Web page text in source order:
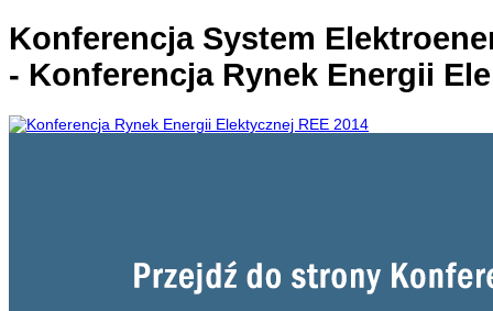
Konferencja System
- Konferencja Rynek Energii